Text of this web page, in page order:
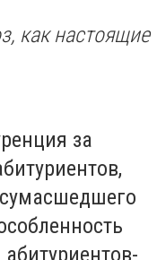
как настоящие
за